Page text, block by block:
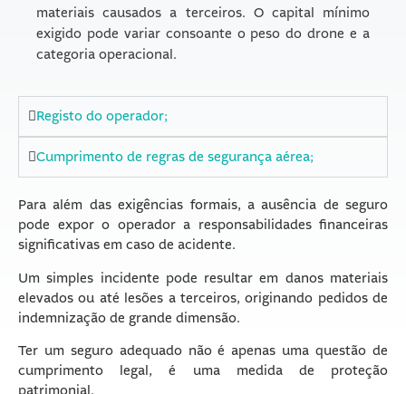
materiais causados a terceiros. O capital mínimo
exigido pode variar consoante o peso do drone e a
categoria operacional.
Registo do operador;
Cumprimento de regras de segurança aérea;
Para além das exigências formais, a ausência de seguro
pode expor o operador a responsabilidades financeiras
significativas em caso de acidente.
Um simples incidente pode resultar em danos materiais
elevados ou até lesões a terceiros, originando pedidos de
indemnização de grande dimensão.
Ter um seguro adequado não é apenas uma questão de
cumprimento legal, é uma medida de proteção